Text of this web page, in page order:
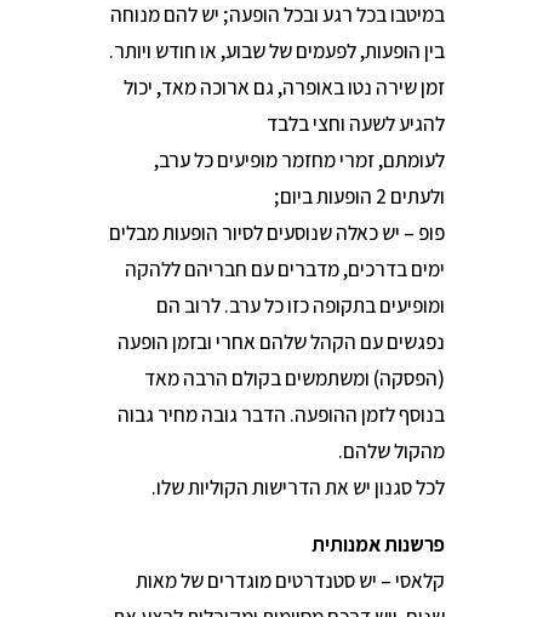
במיטבו בכל רגע ובכל הופעה; יש להם מנוחה
בין הופעות, לפעמים של שבוע, או חודש ויותר.
זמן שירה נטו באופרה, גם ארוכה מאד, יכול
להגיע לשעה וחצי בלבד
לעומתם, זמרי מחזמר מופיעים כל ערב,
ולעתים 2 הופעות ביום;
פופ – יש כאלה שנוסעים לסיור הופעות מבלים
ימים בדרכים, מדברים עם חבריהם ללהקה
ומופיעים בתקופה כזו כל ערב. לרוב הם
נפגשים עם הקהל שלהם אחרי ובזמן הופעה
(הפסקה) ומשתמשים בקולם הרבה מאד
בנוסף לזמן ההופעה. הדבר גובה מחיר גבוה
מהקול שלהם.
לכל סגנון יש את הדרישות הקוליות שלו.
פרשנות אמנותית
קלאסי – יש סטנדרטים מוגדרים של מאות